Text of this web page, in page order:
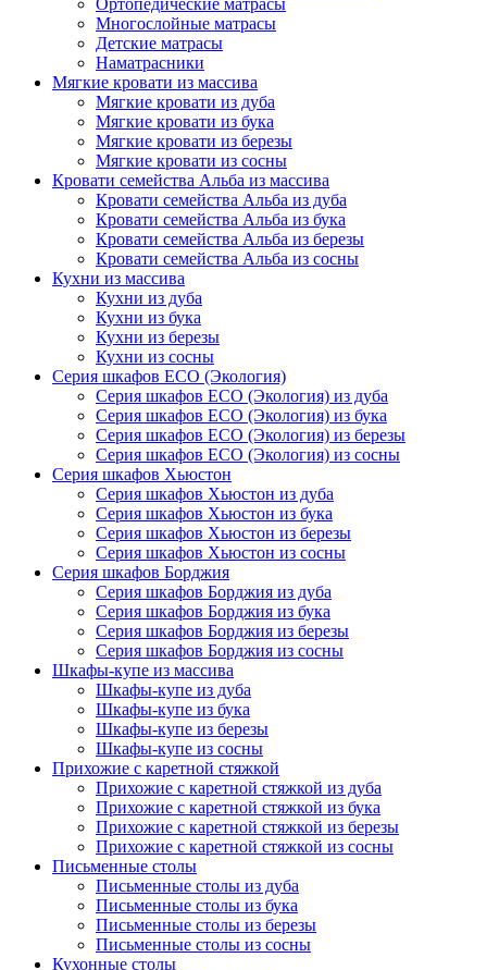
Ортопедические матрасы
Многослойные матрасы
Детские матрасы
Наматрасники
Мягкие кровати из массива
Мягкие кровати из дуба
Мягкие кровати из бука
Мягкие кровати из березы
Мягкие кровати из сосны
Кровати семейства Альба из массива
Кровати семейства Альба из дуба
Кровати семейства Альба из бука
Кровати семейства Альба из березы
Кровати семейства Альба из сосны
Кухни из массива
Кухни из дуба
Кухни из бука
Кухни из березы
Кухни из сосны
Серия шкафов ECO (Экология)
Серия шкафов ECO (Экология) из дуба
Серия шкафов ECO (Экология) из бука
Серия шкафов ECO (Экология) из березы
Серия шкафов ECO (Экология) из сосны
Серия шкафов Хьюстон
Серия шкафов Хьюстон из дуба
Серия шкафов Хьюстон из бука
Серия шкафов Хьюстон из березы
Серия шкафов Хьюстон из сосны
Серия шкафов Борджия
Серия шкафов Борджия из дуба
Серия шкафов Борджия из бука
Серия шкафов Борджия из березы
Серия шкафов Борджия из сосны
Шкафы-купе из массива
Шкафы-купе из дуба
Шкафы-купе из бука
Шкафы-купе из березы
Шкафы-купе из сосны
Прихожие с каретной стяжкой
Прихожие с каретной стяжкой из дуба
Прихожие с каретной стяжкой из бука
Прихожие с каретной стяжкой из березы
Прихожие с каретной стяжкой из сосны
Письменные столы
Письменные столы из дуба
Письменные столы из бука
Письменные столы из березы
Письменные столы из сосны
Кухонные столы